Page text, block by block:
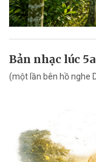
Bản nhạc lúc
(một lần bên hồ nghe